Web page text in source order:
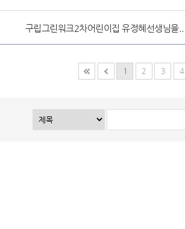
구립그린워크2차어린이집 유정혜선생님을..
1 2 3 4